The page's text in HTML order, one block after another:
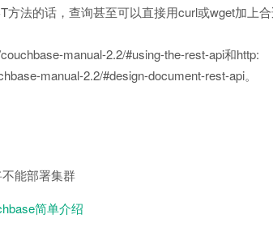
方法的话，查询甚至可以直接用curl或wget加上
manual-2.2/#using-the-rest-api和http:
manual-2.2/#design-document-rest-api。
能部署集群
简单介绍